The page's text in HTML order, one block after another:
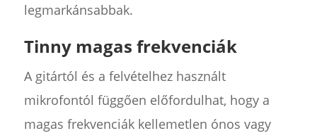
legmarkánsabbak.
Tinny magas frekvenciák
A gitártól és a felvételhez használt
mikrofontól függően előfordulhat, hogy a
magas frekvenciák kellemetlen ónos vagy